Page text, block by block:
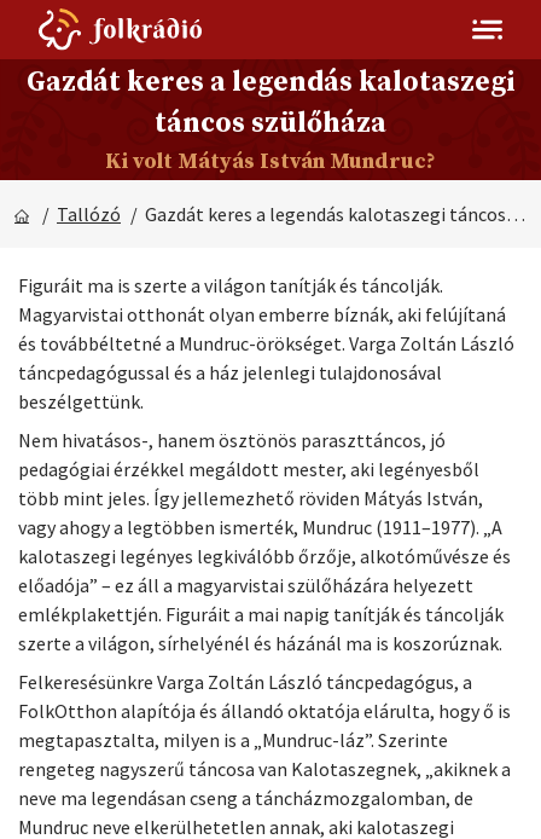
Gazdát keres a legendás kalotaszegi
táncos szülőháza
Ki volt Mátyás István Mundruc?
/ Tallózó / Gazdát keres a legendás kalotaszegi táncos szülőháza
Figuráit ma is szerte a világon tanítják és táncolják.
Magyarvistai otthonát olyan emberre bíznák, aki felújítaná
és továbbéltetné a Mundruc-örökséget. Varga Zoltán László
táncpedagógussal és a ház jelenlegi tulajdonosával
beszélgettünk.
Nem hivatásos-, hanem ösztönös paraszttáncos, jó
pedagógiai érzékkel megáldott mester, aki legényesből
több mint jeles. Így jellemezhető röviden Mátyás István,
vagy ahogy a legtöbben ismerték, Mundruc (1911–1977). „A
kalotaszegi legényes legkiválóbb őrzője, alkotóművésze és
előadója” – ez áll a magyarvistai szülőházára helyezett
emlékplakettjén. Figuráit a mai napig tanítják és táncolják
szerte a világon, sírhelyénél és házánál ma is koszorúznak.
Felkeresésünkre Varga Zoltán László táncpedagógus, a
FolkOtthon alapítója és állandó oktatója elárulta, hogy ő is
megtapasztalta, milyen is a „Mundruc-láz”. Szerinte
rengeteg nagyszerű táncosa van Kalotaszegnek, „akiknek a
neve ma legendásan cseng a táncházmozgalomban, de
Mundruc neve elkerülhetetlen annak, aki kalotaszegi